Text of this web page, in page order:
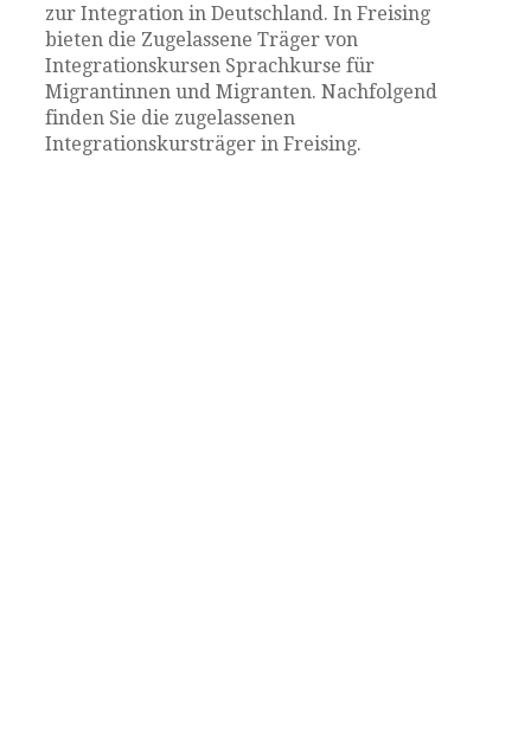
zur Integration in Deutschland. In Freising
bieten die Zugelassene Träger von
Integrationskursen Sprachkurse für
Migrantinnen und Migranten. Nachfolgend
finden Sie die zugelassenen
Integrationskursträger in Freising.